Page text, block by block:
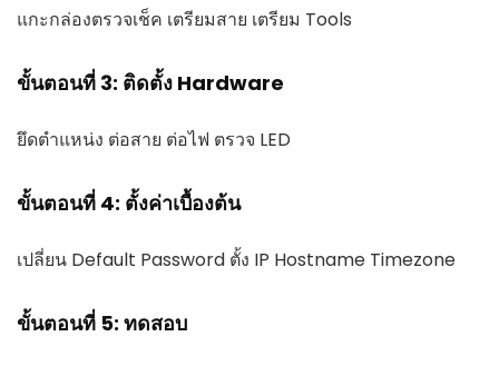
แกะกล่องตรวจเช็ค เตรียมสาย เตรียม Tools
ขั้นตอนที่ 3: ติดตั้ง Hardware
ยึดตำแหน่ง ต่อสาย ต่อไฟ ตรวจ LED
ขั้นตอนที่ 4: ตั้งค่าเบื้องต้น
เปลี่ยน Default Password ตั้ง IP Hostname Timezone
ขั้นตอนที่ 5: ทดสอบ